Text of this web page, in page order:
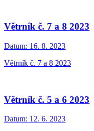
Větrník č. 7 a 8 2023
Datum: 16. 8. 2023
Větrník č. 7 a 8 2023
Větrník č. 5 a 6 2023
Datum: 12. 6. 2023